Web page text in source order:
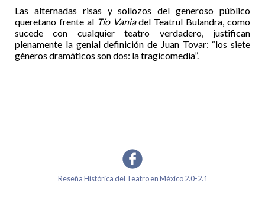
Las alternadas risas y sollozos del generoso público
queretano frente al Tío Vaniadel Teatrul Bulandra, como
sucede con cualquier teatro verdadero, justifican
plenamente la genial definición de Juan Tovar: “los siete
géneros dramáticos son dos: la tragicomedia”.
Reseña Histórica del Teatro en México 2.0-2.1